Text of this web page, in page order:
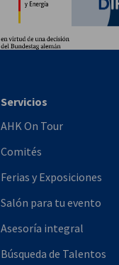
Servicios
AHK On Tour
Comités
Ferias y Exposiciones
Salón para tu evento
Asesoría integral
Búsqueda de Talentos